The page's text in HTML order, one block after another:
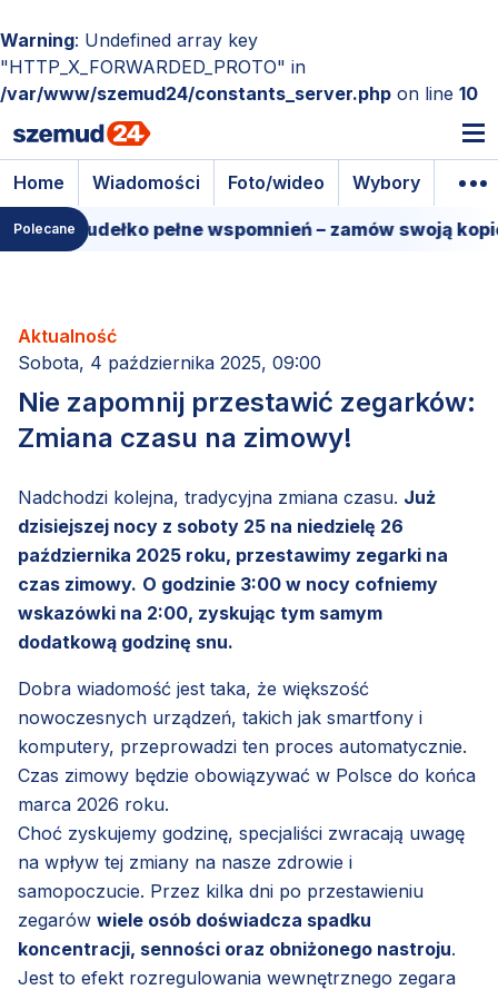
Warning: Undefined array key
"HTTP_X_FORWARDED_PROTO" in
/var/www/szemud24/constants_server.php on line 10
Home Wiadomości Foto/wideo Wybory
Polecanepudełko pełne wspomnień – zamów swoją kopię!
Aktualność
Sobota, 4 października 2025, 09:00
Nie zapomnij przestawić zegarków:
Zmiana czasu na zimowy!
Nadchodzi kolejna, tradycyjna zmiana czasu. Już
dzisiejszej nocy z soboty 25 na niedzielę 26
października 2025 roku, przestawimy zegarki na
czas zimowy. O godzinie 3:00 w nocy cofniemy
wskazówki na 2:00, zyskując tym samym
dodatkową godzinę snu.
Dobra wiadomość jest taka, że większość
nowoczesnych urządzeń, takich jak smartfony i
komputery, przeprowadzi ten proces automatycznie.
Czas zimowy będzie obowiązywać w Polsce do końca
marca 2026 roku.
Choć zyskujemy godzinę, specjaliści zwracają uwagę
na wpływ tej zmiany na nasze zdrowie i
samopoczucie. Przez kilka dni po przestawieniu
zegarów wiele osób doświadcza spadku
koncentracji, senności oraz obniżonego nastroju.
Jest to efekt rozregulowania wewnętrznego zegara